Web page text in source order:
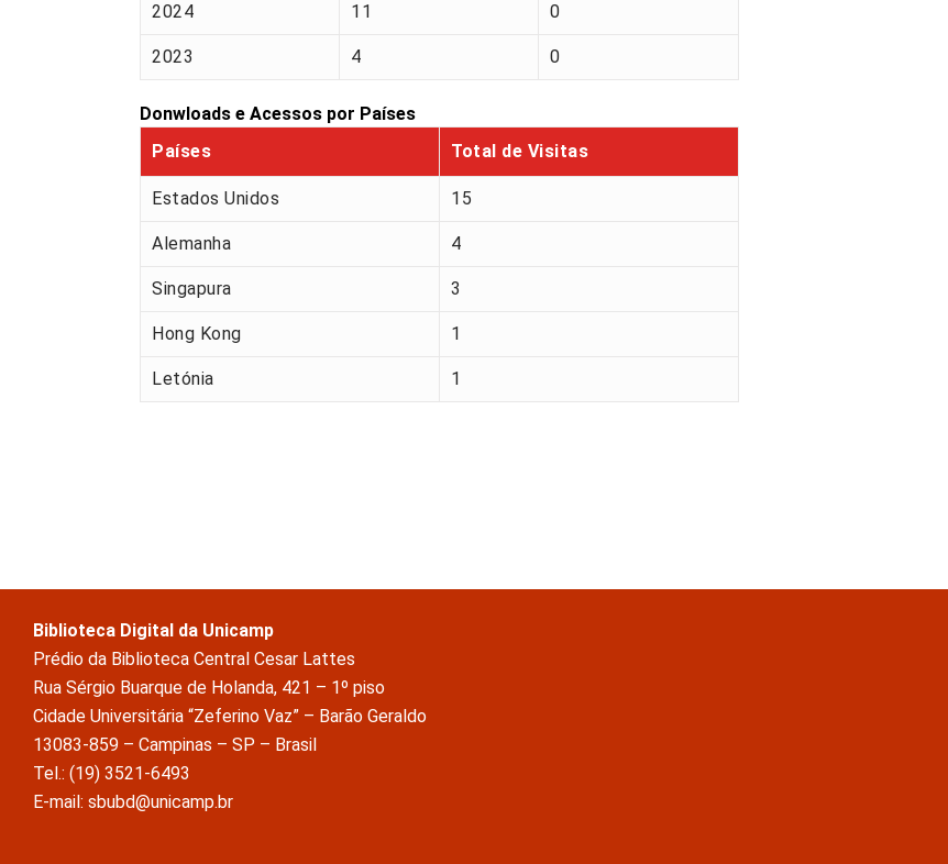
2024 11 0
2023 4 0
Donwloads e Acessos por Países
Países
Total de Visitas
Estados Unidos 15
Alemanha 4
Singapura 3
Hong Kong 1
Letónia 1
Biblioteca Digital da Unicamp
Prédio da Biblioteca Central Cesar Lattes
Rua Sérgio Buarque de Holanda, 421 – 1º piso
Cidade Universitária “Zeferino Vaz” – Barão Geraldo
13083-859 – Campinas – SP – Brasil
Tel.: (19) 3521-6493
E-mail: sbubd@unicamp.br